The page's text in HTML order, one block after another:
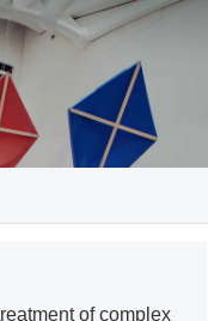
of complex